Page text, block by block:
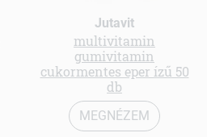
Jutavit
multivitamin
gumivitamin
cukormentes eper ízű 50
db
MEGNÉZEM